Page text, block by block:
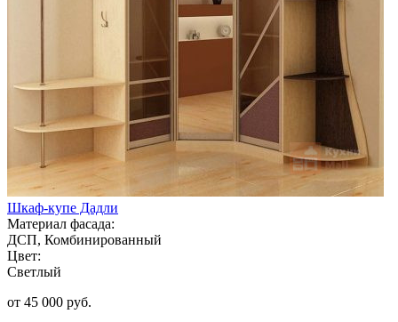
Шкаф-купе Дадли
Материал фасада:
ДСП, Комбинированный
Цвет:
Светлый
от 45 000 руб.